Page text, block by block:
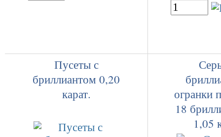
Пусеты с
бриллиантом 0,20
карат.
огранки
18
1,05